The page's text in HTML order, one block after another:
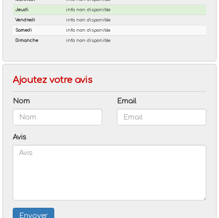
Ajoutez votre avis
Nom Email
Avis
Envoyer